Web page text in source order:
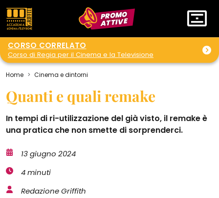
PROMO
ATTIVE
CORSO CORRELATO
Corso di Regia per il Cinema e la Televisione
Home Cinema e dintorni
Quanti e quali remake
In tempi di ri-utilizzazione del già visto, il remake è
una pratica che non smette di sorprenderci.
13 giugno 2024
4 minuti
Redazione Griffith